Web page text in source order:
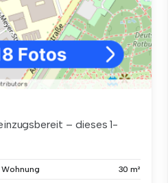
– dieses 1-
Wohnung 30 m²